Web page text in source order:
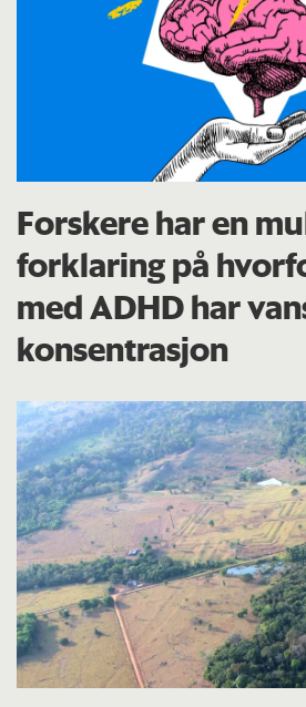
Forskere har en
forklaring på
med ADHD har
konsentrasjon